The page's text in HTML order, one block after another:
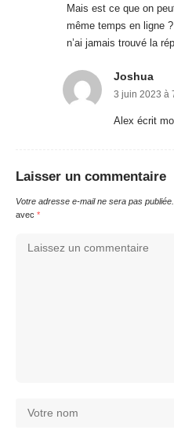
Mais est ce que on
même temps en ligne
n’ai jamais trouvé la
Joshua
3 juin 2023 à
Alex écrit
Laisser un commentaire
Votre adresse e-mail ne sera pas publiée.
avec *